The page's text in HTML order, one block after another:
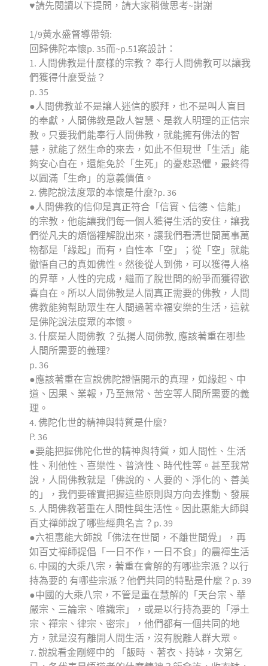
♥️請先閱讀以下提問，請大家稍做思考~謝謝
1/9黃水盛督導帶領:
回歸佛陀本懷p. 35而~p.51案設計：
1. 人間佛教是什麼樣的宗教？ 奉行人間佛教可以讓我
們獲得什麼受益？
p. 35
●人間佛教並不是讓人迷信的膜拜，也不是叫人盲目
的奉獻，人間佛教是啟人智慧、是教人明理的正信宗
教。只要我們能奉行人間佛教，就能擁有佛法的智
慧，就能了然生命的來去，如此不但現世「生活」能
夠安心自在，還能免於「生死」的憂悲恐懼，最終得
以圓滿「生命」的意義價值。
2. 佛陀說法度眾的本懷是什麼?p. 36
●人間佛教的信仰是真正符合「信實、信德、信能」
的宗教，他能讓我們每一個人獲得生活的安住，讓我
們從凡夫的煩惱裡解脫出來，讓我們看清世間萬事萬
物都是「緣起」而有，自性本「空」；從「空」就能
徹悟自己的真如佛性。然後從人到佛，可以獲得人格
的昇華，人性的完成，繼而了脫世間的紛爭而獲得歡
喜自在。所以人間佛教是人間真正需要的佛教，人間
佛教能夠幫助眾生在人間過著幸福安樂的生活，這就
是佛陀說法度眾的本懷。
3. 什麼是人間佛教 ？弘揚人間佛教, 應該著重在哪些
人間所需要的義理?
p. 36
●應該著重在宣說佛陀證悟開示的真理，如緣起、中
道、因果、業報，乃至無常、苦空等人間所需要的義
理。
4. 佛陀化世的精神與特質是什麼?
P. 36
●要能把握佛陀化世的精神與特質，如人間性、生活
性、利他性、喜樂性、普濟性、時代性等。甚至我常
說，人間佛教就是「佛說的、人要的、淨化的、善美
的」，我們要確實把握這些原則與方向去推動、發展
5. 人間佛教著重在人間性與生活性。因此惠能大師與
百丈禪師說了哪些經典名言？p. 39
●六祖惠能大師說「佛法在世間，不離世間覺」，再
如百丈禪師提倡「一日不作，一日不食」的農禪生活
6. 中國的大乘八宗，著重在會解的有哪些宗派？以行
持為要的 有哪些宗派？他們共同的特點是什麼？p. 39
●中國的大乘八宗，不管是重在慧解的「天台宗、華
嚴宗、三論宗、唯識宗」，或是以行持為要的「淨土
宗、禪宗、律宗、密宗」，他們都有一個共同的地
方，就是沒有離開人間生活，沒有脫離人群大眾。
7. 說說看金剛經中的 「飯時 、著衣、持缽，次第乞